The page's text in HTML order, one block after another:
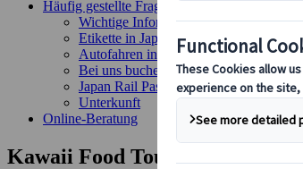
Häufig gestellte Fragen
Wichtige Informationen
Etikette in Japan
Autofahren in Japan
Bei uns buchen
Japan Rail Pass
Unterkunft
Online-Beratung
Kawaii Food Tour durch